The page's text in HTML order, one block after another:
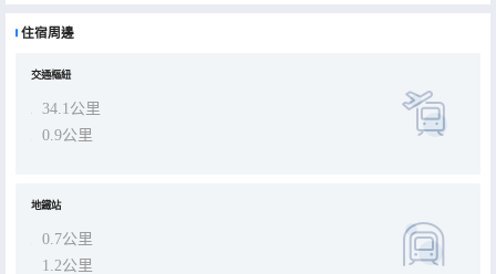
住宿周邊
交通樞紐
34.1公里
0.9公里
地鐵站
0.7公里
1.2公里